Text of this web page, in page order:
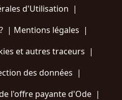
d'Utilisation |
| Mentions légales |
et autres traceurs |
des données |
l'offre payante d'Ode |